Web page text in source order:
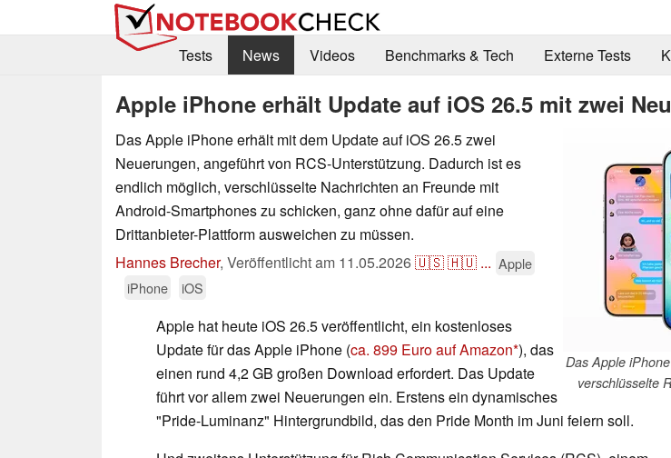
Tests
News Videos Benchmarks & Tech Externe Tests
Apple iPhone erhält Update auf iOS 26.5 mit zwei
Das Apple
verschlüsselte
Das Apple iPhone erhält mit dem Update auf iOS 26.5 zwei
Neuerungen, angeführt von RCS-Unterstützung. Dadurch ist es
endlich möglich, verschlüsselte Nachrichten an Freunde mit
Android-Smartphones zu schicken, ganz ohne dafür auf eine
Drittanbieter-Plattform ausweichen zu müssen.
Hannes Brecher, Veröffentlicht am 11.05.2026🇺🇸🇭🇺 ... Apple
iPhone
iOS
Apple hat heute iOS 26.5 veröffentlicht, ein kostenloses
Update für das Apple iPhone (ca. 899 Euro auf Amazon ), das
einen rund 4,2 GB großen Download erfordert. Das Update
führt vor allem zwei Neuerungen ein. Erstens ein dynamisches
"Pride-Luminanz" Hintergrundbild, das den Pride Month im Juni feiern soll.